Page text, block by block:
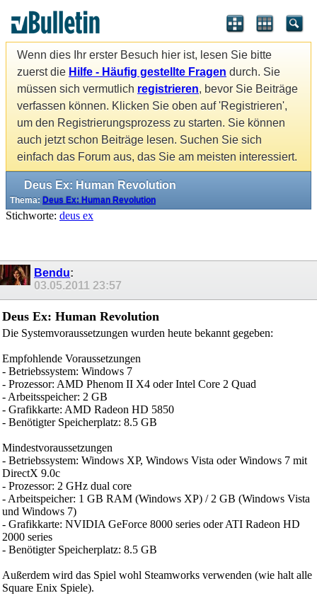
Wenn dies Ihr erster Besuch hier ist, lesen Sie bitte
zuerst die Hilfe - Häufig gestellte Fragen durch. Sie
müssen sich vermutlich registrieren, bevor Sie Beiträge
verfassen können. Klicken Sie oben auf 'Registrieren',
um den Registrierungsprozess zu starten. Sie können
auch jetzt schon Beiträge lesen. Suchen Sie sich
einfach das Forum aus, das Sie am meisten interessiert.
Deus Ex: Human Revolution
Thema: Deus Ex: Human Revolution
Stichworte: deus ex
Bendu:
03.05.2011 23:57
Deus Ex: Human Revolution
Die Systemvoraussetzungen wurden heute bekannt gegeben:
Empfohlende Voraussetzungen
- Betriebssystem: Windows 7
- Prozessor: AMD Phenom II X4 oder Intel Core 2 Quad
- Arbeitsspeicher: 2 GB
- Grafikkarte: AMD Radeon HD 5850
- Benötigter Speicherplatz: 8.5 GB
Mindestvoraussetzungen
- Betriebssystem: Windows XP, Windows Vista oder Windows 7 mit
DirectX 9.0c
- Prozessor: 2 GHz dual core
- Arbeitspeicher: 1 GB RAM (Windows XP) / 2 GB (Windows Vista
und Windows 7)
- Grafikkarte: NVIDIA GeForce 8000 series oder ATI Radeon HD
2000 series
- Benötigter Speicherplatz: 8.5 GB
Außerdem wird das Spiel wohl Steamworks verwenden (wie halt alle
Square Enix Spiele).